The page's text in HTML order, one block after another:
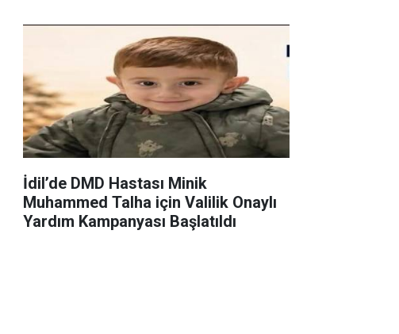
İdil’de DMD Hastası Minik
Muhammed Talha için Valilik Onaylı
Yardım Kampanyası Başlatıldı